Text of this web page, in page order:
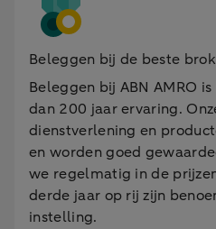
Beleggen bij de beste
Beleggen bij ABN AMRO
dan 200 jaar ervaring.
dienstverlening en
en worden goed
we regelmatig in de
derde jaar op rij zijn
instelling.